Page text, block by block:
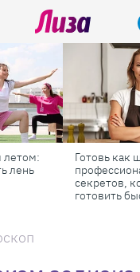
летом:
лень
Готовь как
секретов,
готовить